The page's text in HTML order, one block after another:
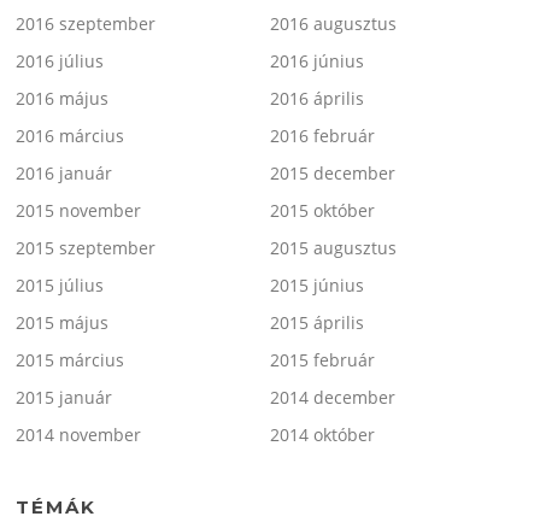
2016 szeptember
2016 augusztus
2016 július
2016 június
2016 május
2016 április
2016 március
2016 február
2016 január
2015 december
2015 november
2015 október
2015 szeptember
2015 augusztus
2015 július
2015 június
2015 május
2015 április
2015 március
2015 február
2015 január
2014 december
2014 november
2014 október
TÉMÁK